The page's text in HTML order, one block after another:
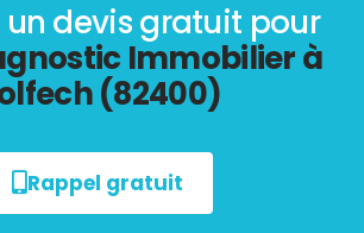
un devis gratuit pour
Immobilier à
(82400)
Rappel gratuit